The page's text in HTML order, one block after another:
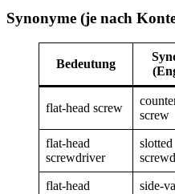
Synonyme (je nach
Bedeutung
flat-head screw
screw
flat-head
screwdriver
slotted
flat-head
side-